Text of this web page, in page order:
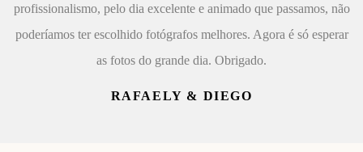
profissionalismo, pelo dia excelente e animado que passamos, não
poderíamos ter escolhido fotógrafos melhores. Agora é só esperar
as fotos do grande dia. Obrigado.
RAFAELY & DIEGO